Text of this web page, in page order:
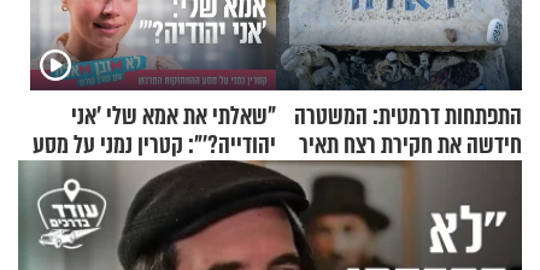
התפתחות דרמטית: המשטרה
חידשה את חקירת רצח תאיר
"שאלתי את אמא שלי 'אני
יהודייה?'": קטרין נמני על מסע
ההתחזקות המרגש